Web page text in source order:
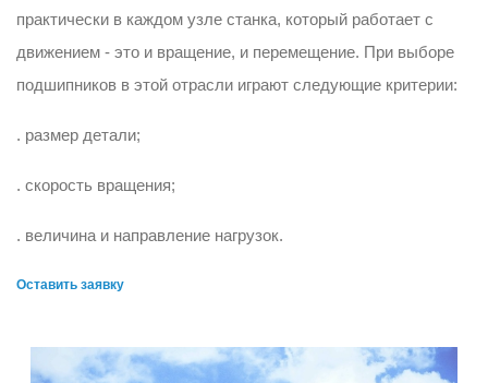
практически в каждом узле станка, который работает с
движением - это и вращение, и перемещение. При выборе
подшипников в этой отрасли играют следующие критерии:
. размер детали;
. скорость вращения;
. величина и направление нагрузок.
Оставить заявку